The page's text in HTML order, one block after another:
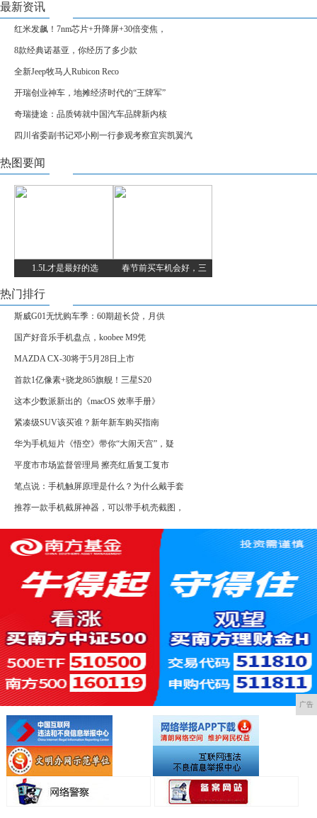
最新资讯
红米发飙！7nm芯片+升降屏+30倍变焦，
8款经典诺基亚，你经历了多少款
全新Jeep牧马人Rubicon Reco
开瑞创业神车，地摊经济时代的“王牌军”
奇瑞捷途：品质铸就中国汽车品牌新内核
四川省委副书记邓小刚一行参观考察宜宾凯翼汽
热图要闻
1.5L才是最好的选 春节前买车机会好，三
热门排行
斯威G01无忧购车季：60期超长贷，月供
国产好音乐手机盘点，koobee M9凭
MAZDA CX-30将于5月28日上市
首款1亿像素+骁龙865旗舰！三星S20
这本少数派新出的《macOS 效率手册》
紧凑级SUV该买谁？新年新车购买指南
华为手机短片《悟空》带你“大闹天宫”，疑
平度市市场监督管理局 擦亮红盾复工复市
笔点说：手机触屏原理是什么？为什么戴手套
推荐一款手机截屏神器，可以带手机壳截图，
广告